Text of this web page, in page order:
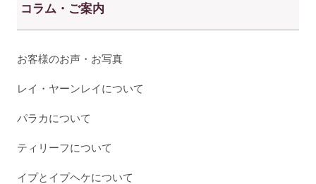
コラム・ご案内
お客様のお声・お写真
レイ・ヤーンレイについて
パラカについて
ティリーフについて
イプとイプヘケについて